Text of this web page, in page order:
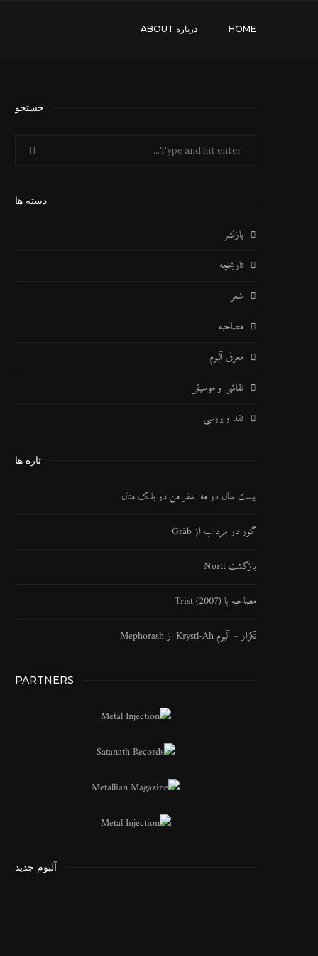
HOME درباره ABOUT
جستجو
دسته ها
بازنشر
تاریخچه
شعر
مصاحبه
معرفی آلبوم
نقاشی و موسیقی
نقد و بررسی
تازه ها
بیست سال در مه: سفر من در بلک متال
گور در مرداب از Gràb
بازگشت Nortt
مصاحبه با Trist (2007)
تکرار – آلبوم Krystl​-​Ah از Mephorash
PARTNERS
آلبوم جدید